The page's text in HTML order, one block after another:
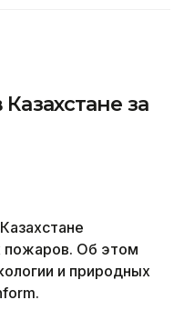
за
пожаров. Об этом
и природных